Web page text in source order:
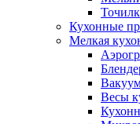
Кухонные
Мелкая
Весы